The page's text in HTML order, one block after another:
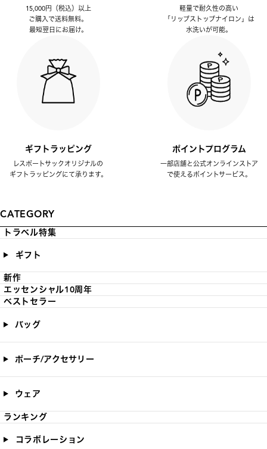
15,000円（税込）以上
ご購入で送料無料。
最短翌日にお届け。
軽量で耐久性の高い
「リップストップナイロン」は
水洗いが可能。
ギフトラッピング
レスポートサックオリジナルの
ギフトラッピングにて承ります。
ポイントプログラム
一部店舗と公式オンラインストア
で使えるポイントサービス。
CATEGORY
トラベル特集
ギフト
新作
エッセンシャル10周年
ベストセラー
バッグ
ポーチ/アクセサリー
ウェア
ランキング
コラボレーション